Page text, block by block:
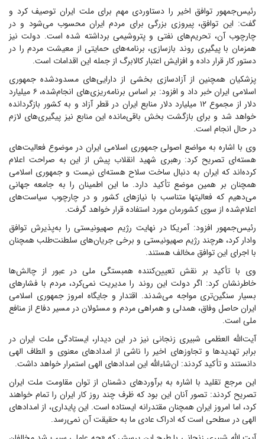
رئیس‌جمهور توافق اخیر را دستاوردی مهم برای ملت ایران توصیف کرد و
گفت: این توافق، پیروزی بزرگی برای مردم ایران محسوب می‌شود و در
چارچوب آن، تحریم‌های نفتی و پتروشیمی برداشته شده است. دولت نیز
همزمان با پیگیری روند بازسازی، برنامه‌های حمایتی از معیشت مردم را در
دستور کار قرار داده و افزایش اعتبار کالابرگ از جمله این اقدامات است.
پزشکیان همچنین از آزادسازی بخشی از دارایی‌های مسدودشده جمهوری
اسلامی ایران خبر داد و افزود: بر اساس برنامه‌ریزی‌های انجام‌شده، ۶ میلیارد
دلار از مجموع ۱۲ میلیارد دلار منابع ایران در قطر آزاد و به کشور بازگردانده
خواهد شد و برای بازگشت بخش باقی‌مانده این منابع نیز پیگیری‌های لازم
در حال انجام است.
وی با اشاره به مواضع اصولی جمهوری اسلامی ایران در موضوع فعالیت‌های
هسته‌ای تصریح کرد: رهبری شهید انقلاب پیش از این به صراحت اعلام
کرده‌اند که ایران به دنبال ساخت سلاح هسته‌ای نیست و جمهوری اسلامی
همچنان بر همین موضع تأکید دارد. ما این اطمینان را به جامعه جهانی
می‌دهیم که فعالیتها متناسب با نیازهای کشور و در چارچوب سیاست‌های
اعلام‌شده از سوی کشورمان مورد استفاده قرار خواهد گرفت.
رئیس‌جمهور افزود: آمریکا در نهایت رژیم صهیونیستی را به‌پذیرش توافق
وادار کرد، هرچند رژیم صهیونیستی و برخی جریان‌های سلطنت‌طلب همچنان
با اجرای این توافق مخالف هستند.
وی با تأکید بر نقش تعیین‌کننده همبستگی ملی در عبور از چالش‌ها
خاطرنشان کرد: اگر دولت این روند را مدیریت نمی‌کرد، مردم با فشارهای
بسیار سنگین‌تری مواجه می‌شدند. اقتدار و جایگاه امروز جمهوری اسلامی
ایران حاصل وفاق، همدلی و همراهی مردم و مسئولان در مسیر دفاع از منافع
ملی است.
آیت‌الله العظمی شبیری زنجانی نیز در این دیدار، ایستادگی ملت ایران در
برابر تهدیدها و تجاوزهای اخیر را ناشی از امدادهای معنوی و الطاف الهی
دانستند و تأکید کردند: ان‌شاءالله این امدادهای الهی استمرار خواهد داشت.
این مرجع تقلید با اشاره به برآوردهای دشمنان از توان مقاومت ملت ایران
تصریح کردند: تصور آنان این بود که ظرف چند روز کار ایران را تمام خواهند
کرد، اما امروز ایران همچنان مقتدرانه ایستاده است. این پایداری، از امدادهای
الهی در سطحی است که ادراک عادی ما به حقیقت آن نمی‌رسد.